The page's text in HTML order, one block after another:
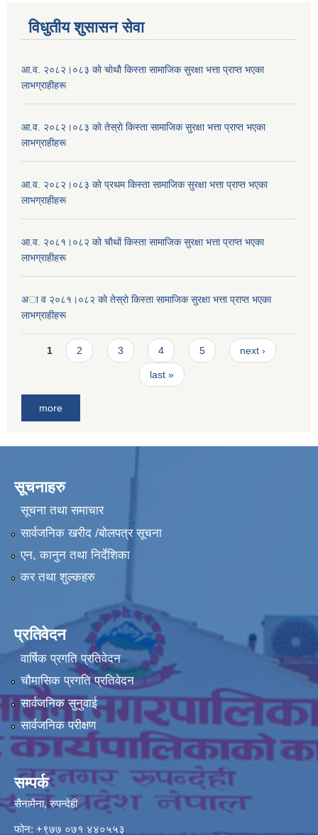
विधुतीय शुसासन सेवा
आ.व. २०८२।०८३ काे चोथाै‌ किस्ता सामाजिक सुरक्षा भत्ता प्राप्त भएका
लाभग्राहीहरू
आ.व. २०८२।०८३ काे तेस्राे किस्ता सामाजिक सुरक्षा भत्ता प्राप्त भएका
लाभग्राहीहरू
आ.व. २०८२।०८३ काे प्रथम किस्ता सामाजिक सुरक्षा भत्ता प्राप्त भएका
लाभग्राहीहरू
आ.व. २०८१।०८२ काे चाैथाें किस्ता सामाजिक सुरक्षा भत्ता प्राप्त भएका
लाभग्राहीहरू
अा व २०८१।०८२ काे तेस्राे किस्ता सामाजिक सुरक्षा भत्ता प्राप्त भएका
लाभग्राहीहरू
Pages
1 2 3 4 5 next ›
last »
more
सूचनाहरु
सूचना तथा समाचार
सार्वजनिक खरीद /बोलपत्र सूचना
एन, कानुन तथा निर्देशिका
कर तथा शुल्कहरु
प्रतिवेदन
वार्षिक प्रगति प्रतिवेदन
चौमासिक प्रगति प्रतिवेदन
सार्वजनिक सुनुवाई
सार्वजनिक परीक्षण
सम्पर्क
सैनामैना, रुपन्देही
फोन: +९७७ ०७१ ४४०५५३